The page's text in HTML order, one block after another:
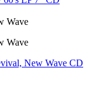
Wave
Wave
New Wave CD